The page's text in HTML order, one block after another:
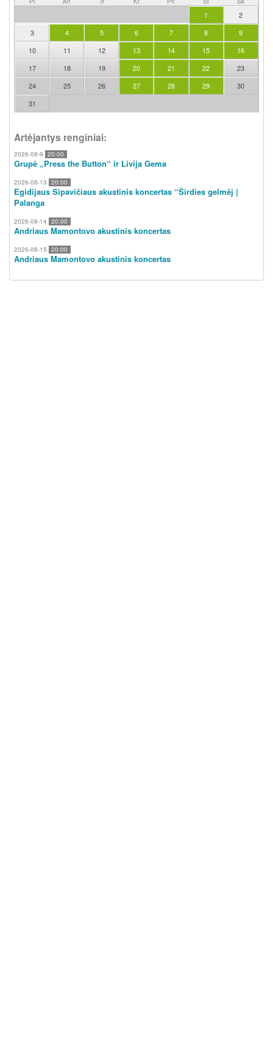
1
2
3
4 5 6 7 8
9
10
11 12 13 14 15
16
17
18 19 20 21 22
23
24
25 26 27 28 29
30
31
Artėjantys renginiai:
2026-08-9 20:00
Grupė „Press the Button“ ir Livija Gema
2026-08-13 20:00
Egidijaus Sipavičiaus akustinis koncertas “Širdies gelmėj |
Palanga
2026-08-14 20:00
Andriaus Mamontovo akustinis koncertas
2026-08-15 20:00
Andriaus Mamontovo akustinis koncertas